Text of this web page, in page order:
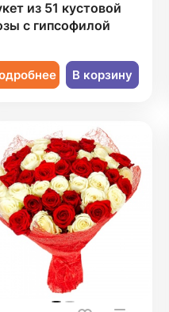
из 51 кустовой
с гипсофилой
В корзину